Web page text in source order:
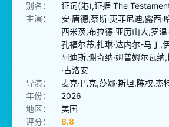
别名：
证词(港),证据 The
主演：
安·唐德,蔡斯·英菲尼迪,露西·
西米茨,布拉德·亚历山大,罗温
孔福尔蒂,扎琳·达内尔-马丁,
阿迪斯,谢奇纳·姆普姆尔瓦纳
·古洛安
导演：
麦克·巴克,莎娜·斯坦,陈权,杰
年份：
2026
地区：
美国
评分：
8.8